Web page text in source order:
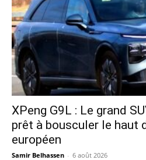
XPeng G9L : Le grand
prêt à bousculer le haut
européen
Samir Belhassen - 6 août 2026